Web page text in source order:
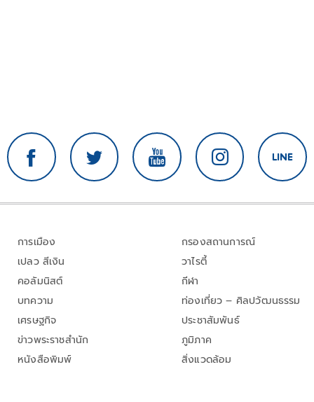
การเมือง
เปลว สีเงิน
คอลัมนิสต์
บทความ
เศรษฐกิจ
ข่าวพระราชสำนัก
หนังสือพิมพ์
กรองสถานการณ์
วาไรตี้
กีฬา
ท่องเที่ยว – ศิลปวัฒนธรรม
ประชาสัมพันธ์
ภูมิภาค
สิ่งแวดล้อม